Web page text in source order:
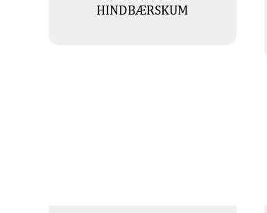
HINDBÆRSKUM